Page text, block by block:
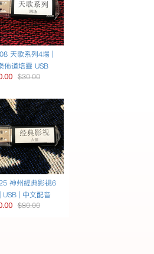
天歌系列4場 |
佈道培靈 USB
$30.00
神州經典影視6
USB | 中文配音
$80.00